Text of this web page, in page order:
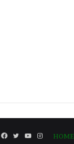
HOME
Facebook
TwitterYouTube
Instagram